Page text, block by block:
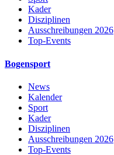
Kader
Disziplinen
Ausschreibungen 2026
Top-Events
Bogensport
News
Kalender
Sport
Kader
Disziplinen
Ausschreibungen 2026
Top-Events